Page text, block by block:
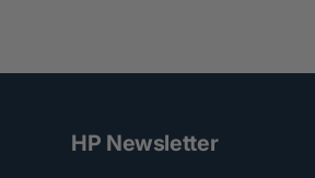
HP Newsletter